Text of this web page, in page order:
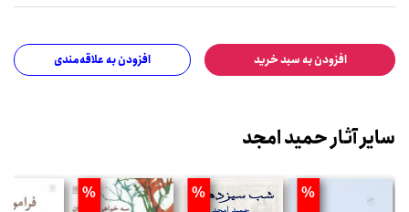
افزودن به سبد خرید افزودن به علاقه‌مندی
سایر آثار حمید امجد
%
%
%